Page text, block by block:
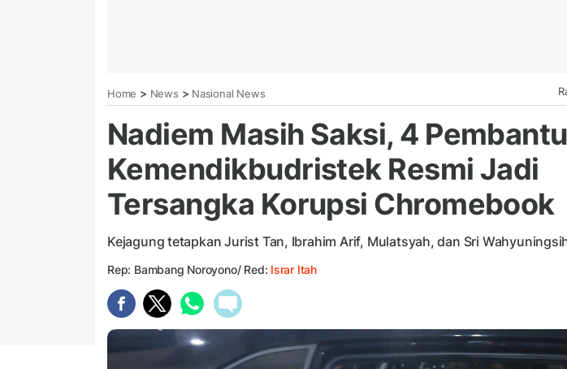
Home > News > Nasional News
Nadiem Masih Saksi, 4
Kemendikbudristek Resmi Jadi
Tersangka Korupsi Chromebook
Kejagung tetapkan Jurist Tan, Ibrahim Arif, Mulatsyah, dan Sri
Rep: Bambang Noroyono/ Red: Israr Itah